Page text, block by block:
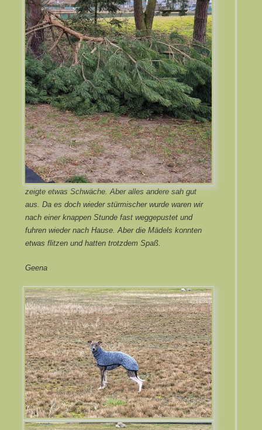
zeigte etwas Schwäche. Aber alles andere sah gut
aus. Da es doch wieder stürmischer wurde waren wir
nach einer knappen Stunde fast weggepustet und
fuhren wieder nach Hause. Aber die Mädels konnten
etwas flitzen und hatten trotzdem Spaß.
Geena